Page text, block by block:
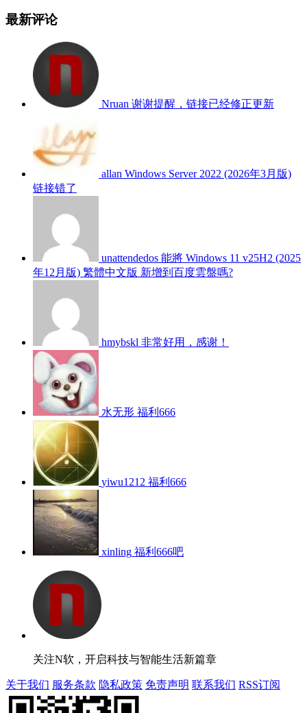
最新评论
Nruan 谢谢提醒，链接已经修正更新
allan Windows Server 2022 (2026年3月版)
链接错了
unattendedos 能將 Windows 11 v25H2 (2025
年12月版) 繁體中文版 新增到百度雲盤嗎?
hmybskl 非常好用，感谢！
水无形 福利666
yiwu1212 福利666
xinling 福利666吧
关注N软，开启科技与智能生活新篇章
关于我们 服务条款 隐私政策 免责声明 联系我们 RSS订阅